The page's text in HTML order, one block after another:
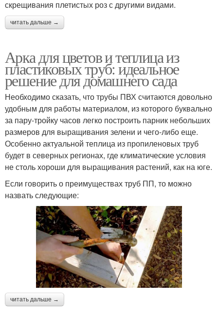
скрещивания плетистых роз с другими видами.
читать дальше →
Арка для цветов и теплица из
пластиковых труб: идеальное
решение для домашнего сада
Необходимо сказать, что трубы ПВХ считаются довольно
удобным для работы материалом, из которого буквально
за пару-тройку часов легко построить парник небольших
размеров для выращивания зелени и чего-либо еще.
Особенно актуальной теплица из пропиленовых труб
будет в северных регионах, где климатические условия
не столь хороши для выращивания растений, как на юге.
Если говорить о преимуществах труб ПП, то можно
назвать следующие:
читать дальше →